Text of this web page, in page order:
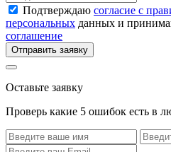
Подтверждаю согласие с
персональных данных и
соглашение
Отправить заявку
Оставьте заявку
Проверь какие 5 ошибок есть в